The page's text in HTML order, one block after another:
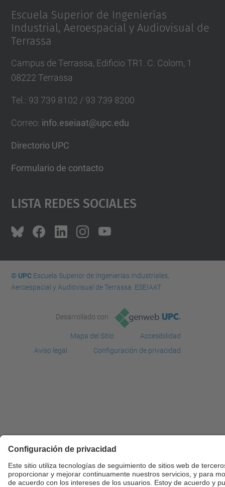
Escuela Superior de Ingenierías
Industrial, Aeroespacial y Audiovisual de
Terrassa
Campus de Terrassa, Edificio TR1. C. Colom, 1
08222 Terrassa
Tel. : 93 739 8102 / 93 739 8200
Correo: info.eseiaat@upc.edu
Directorio UPC
Formulario de contacto
Lista Redes Sociales
© UPCEscuela Superior de Ingenierías Industriales,
Aeroespacial y Audiovisual de Terrassa. ESEIAAT
Desarrollado con
Mapa del Sitio
Accesibilidad
Aviso legal
Configuración de privacidad